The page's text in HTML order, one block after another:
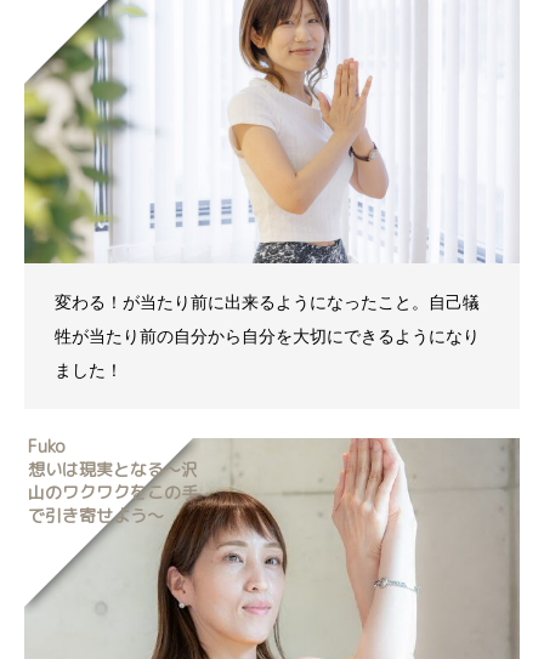
変わる！が当たり前に出来るようになったこと。自己犠
牲が当たり前の自分から自分を大切にできるようになり
ました！
Fuko
想いは現実となる～沢
山のワクワクをこの手
で引き寄せよう～